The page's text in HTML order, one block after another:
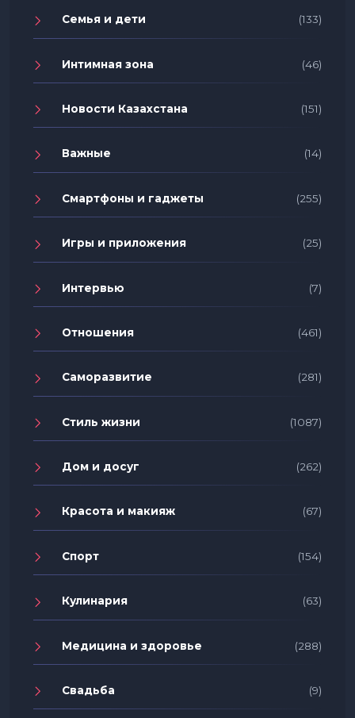
Семья и дети (133)
Интимная зона (46)
Новости Казахстана (151)
Важные (14)
Смартфоны и гаджеты (255)
Игры и приложения (25)
Интервью (7)
Отношения (461)
Саморазвитие (281)
Стиль жизни (1087)
Дом и досуг (262)
Красота и макияж (67)
Спорт (154)
Кулинария (63)
Медицина и здоровье (288)
Свадьба (9)